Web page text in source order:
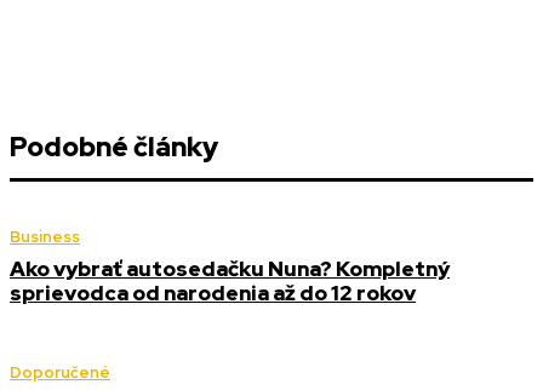
Podobné články
Business
Ako vybrať autosedačku Nuna? Kompletný
sprievodca od narodenia až do 12 rokov
Doporučené